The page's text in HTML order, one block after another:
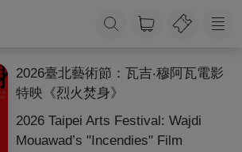
2026臺北藝術節：瓦吉‧穆阿瓦電影
特映《烈火焚身》
2026 Taipei Arts Festival: Wajdi
Mouawad’s "Incendies" Film